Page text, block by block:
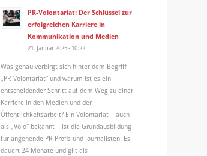
PR-Volontariat: Der Schlüssel zur
erfolgreichen Karriere in
Kommunikation und Medien
21. Januar 2025 - 10:22
Was genau verbirgt sich hinter dem Begriff
„PR-Volontariat“ und warum ist es ein
entscheidender Schritt auf dem Weg zu einer
Karriere in den Medien und der
Öffentlichkeitsarbeit? Ein Volontariat – auch
als „Volo“ bekannt – ist die Grundausbildung
für angehende PR-Profis und Journalisten. Es
dauert 24 Monate und gilt als